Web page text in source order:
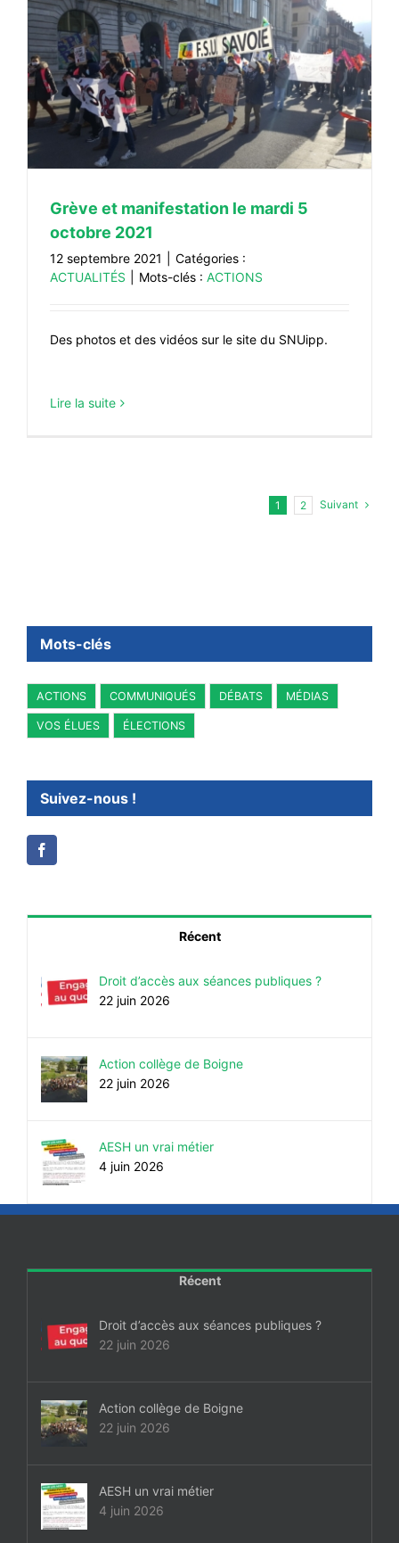
Grève et manifestation le mardi 5
octobre 2021
12 septembre 2021
Catégories :
ACTUALITÉS
Mots-clés : ACTIONS
Des photos et des vidéos sur le site du SNUipp.
Lire la suite
1 2 Suivant
Mots-clés
ACTIONS COMMUNIQUÉS DÉBATS MÉDIAS
VOS ÉLUES ÉLECTIONS
Suivez-nous !
Récent
Droit d’accès aux séances publiques ?
22 juin 2026
Action collège de Boigne
22 juin 2026
AESH un vrai métier
4 juin 2026
Récent
Droit d’accès aux séances publiques ?
22 juin 2026
Action collège de Boigne
22 juin 2026
AESH un vrai métier
4 juin 2026